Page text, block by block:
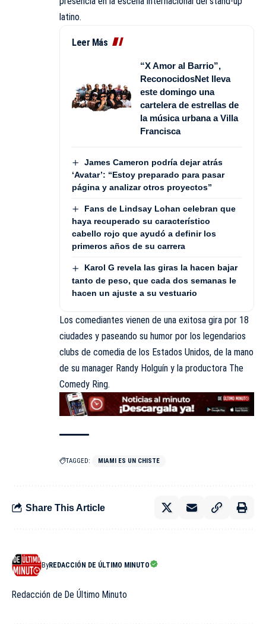
latino.
Leer Más
“X Amor al Barrio”,
ReconocidosNet lleva
este domingo una
cartelera de estrellas de
la música urbana a Villa
Francisca
James Cameron podría dejar atrás
‘Avatar’: “Estoy preparado para pasar
página y analizar otros proyectos”
Fans de Lindsay Lohan celebran que
haya recuperado su característico
cabello rojo que ayudó a definir los
primeros años de su carrera
Karol G revela las giras la hacen bajar
tanto de peso, que cada dos semanas le
hacen un ajuste a su vestuario
Los comediantes vienen de una exitosa gira por 18
ciudades y paseando su humor por los legendarios
clubs de comedia de los Estados Unidos, de la mano
de su manager Randy Holguín y la productora The
Comedy Ring.
TAGGED: MIAMI ES UN CHISTE
Share This Article
ByREDACCIÓN DE ÚLTIMO MINUTO
Redacción de De Último Minuto